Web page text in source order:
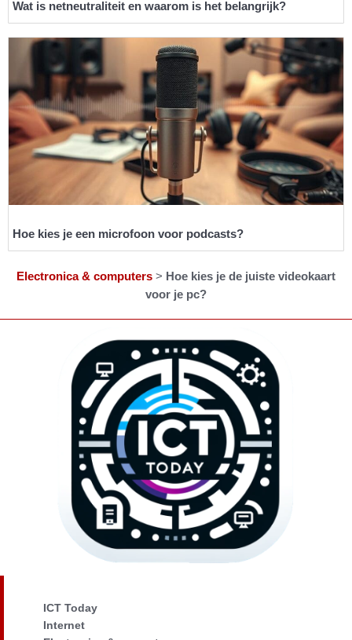
Wat is netneutraliteit en waarom is het belangrijk?
Hoe kies je een microfoon voor podcasts?
Electronica & computers > Hoe kies je de juiste videokaart
voor je pc?
ICT Today
Internet